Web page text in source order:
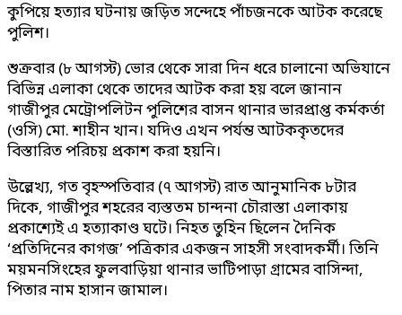
কুপিয়ে হত্যার ঘটনায় জড়িত সন্দেহে পাঁচজনকে আটক করেছে
পুলিশ।
শুক্রবার (৮ আগস্ট) ভোর থেকে সারা দিন ধরে চালানো অভিযানে
বিভিন্ন এলাকা থেকে তাদের আটক করা হয় বলে জানান
গাজীপুর মেট্রোপলিটন পুলিশের বাসন থানার ভারপ্রাপ্ত কর্মকর্তা
(ওসি) মো. শাহীন খান। যদিও এখন পর্যন্ত আটককৃতদের
বিস্তারিত পরিচয় প্রকাশ করা হয়নি।
উল্লেখ্য, গত বৃহস্পতিবার (৭ আগস্ট) রাত আনুমানিক ৮টার
দিকে, গাজীপুর শহরের ব্যস্ততম চান্দনা চৌরাস্তা এলাকায়
প্রকাশ্যেই এ হত্যাকাণ্ড ঘটে। নিহত তুহিন ছিলেন দৈনিক
‘প্রতিদিনের কাগজ’ পত্রিকার একজন সাহসী সংবাদকর্মী। তিনি
ময়মনসিংহের ফুলবাড়িয়া থানার ভাটিপাড়া গ্রামের বাসিন্দা,
পিতার নাম হাসান জামাল।